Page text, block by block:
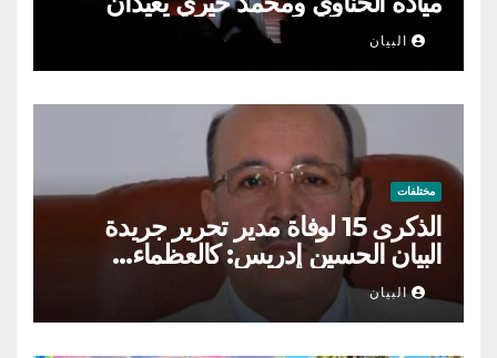
الطرب السوري إلى ركح قرطاج
البيان
مختلفات
الذكرى 15 لوفاة مدير تحرير جريدة
البيان الحسين إدريس: كالعظماء…
عاش شامخا ورحل واقفا
البيان